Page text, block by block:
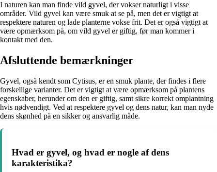
I naturen kan man finde vild gyvel, der vokser naturligt i visse
områder. Vild gyvel kan være smuk at se på, men det er vigtigt at
respektere naturen og lade planterne vokse frit. Det er også vigtigt at
være opmærksom på, om vild gyvel er giftig, før man kommer i
kontakt med den.
Afsluttende bemærkninger
Gyvel, også kendt som Cytisus, er en smuk plante, der findes i flere
forskellige varianter. Det er vigtigt at være opmærksom på plantens
egenskaber, herunder om den er giftig, samt sikre korrekt omplantning
hvis nødvendigt. Ved at respektere gyvel og dens natur, kan man nyde
dens skønhed på en sikker og ansvarlig måde.
Hvad er gyvel, og hvad er nogle af dens
karakteristika?